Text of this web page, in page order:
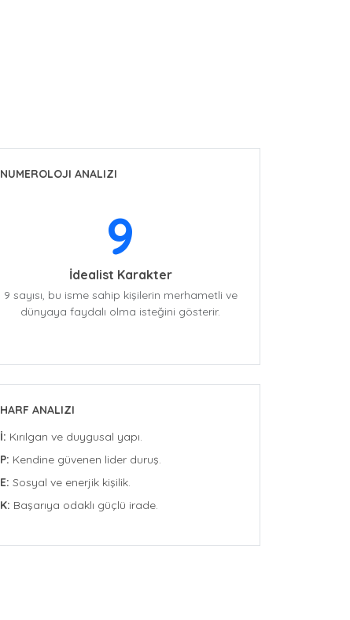
NUMEROLOJI ANALIZI
9
İdealist Karakter
9 sayısı, bu isme sahip kişilerin merhametli ve
dünyaya faydalı olma isteğini gösterir.
HARF ANALIZI
İ: Kırılgan ve duygusal yapı.
P: Kendine güvenen lider duruş.
E: Sosyal ve enerjik kişilik.
K: Başarıya odaklı güçlü irade.